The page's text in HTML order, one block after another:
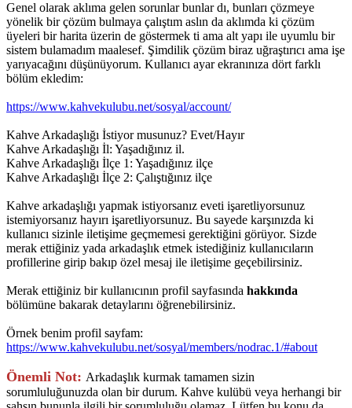
Genel olarak aklıma gelen sorunlar bunlar dı, bunları çözmeye
yönelik bir çözüm bulmaya çalıştım aslın da aklımda ki çözüm
üyeleri bir harita üzerin de göstermek ti ama alt yapı ile uyumlu bir
sistem bulamadım maalesef. Şimdilik çözüm biraz uğraştırıcı ama işe
yarıyacağını düşünüyorum. Kullanıcı ayar ekranınıza dört farklı
bölüm ekledim:
https://www.kahvekulubu.net/sosyal/account/
Kahve Arkadaşlığı İstiyor musunuz? Evet/Hayır
Kahve Arkadaşlığı İl: Yaşadığınız il.
Kahve Arkadaşlığı İlçe 1: Yaşadığınız ilçe
Kahve Arkadaşlığı İlçe 2: Çalıştığınız ilçe
Kahve arkadaşlığı yapmak istiyorsanız eveti işaretliyorsunuz
istemiyorsanız hayırı işaretliyorsunuz. Bu sayede karşınızda ki
kullanıcı sizinle iletişime geçmemesi gerektiğini görüyor. Sizde
merak ettiğiniz yada arkadaşlık etmek istediğiniz kullanıcıların
profillerine girip bakıp özel mesaj ile iletişime geçebilirsiniz.
Merak ettiğiniz bir kullanıcının profil sayfasında hakkında
bölümüne bakarak detaylarını öğrenebilirsiniz.
Örnek benim profil sayfam:
https://www.kahvekulubu.net/sosyal/members/nodrac.1/#about
Önemli Not: Arkadaşlık kurmak tamamen sizin
sorumluluğunuzda olan bir durum. Kahve kulübü veya herhangi bir